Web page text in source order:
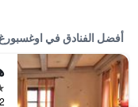
أفضل الفنادق في اوغسبورغ
4 نجوم